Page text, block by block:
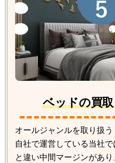
ベッドの買
オールジャンルを取り扱
自社で運営している当社
と違い中間マージンがあ